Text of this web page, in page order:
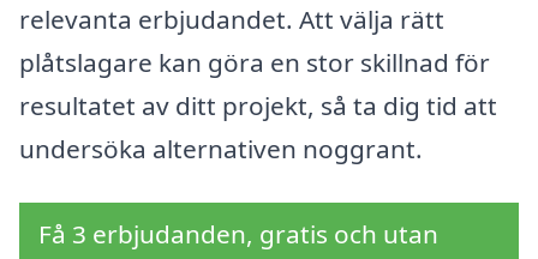
relevanta erbjudandet. Att välja rätt
plåtslagare kan göra en stor skillnad för
resultatet av ditt projekt, så ta dig tid att
undersöka alternativen noggrant.
Få 3 erbjudanden, gratis och utan